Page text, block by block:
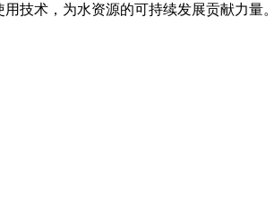
技术，为水资源的可持续发展贡献力量。